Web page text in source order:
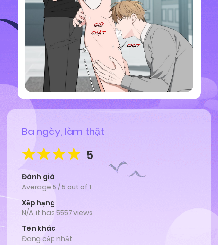
Ba ngày, làm thật
5
Đánh giá
Average 5 /5 out of 1
Xếp hạng
N/A, it has 5557 views
Tên khác
Đang cập nhật